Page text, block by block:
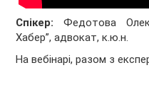
Спікер: Федотова
Хабер”, адвокат, к.ю.н.
На вебінарі, разом з